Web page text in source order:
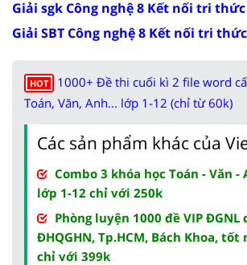
Giải sgk Công nghệ 8 Kết nối tri thức
Giải SBT Công nghệ 8 Kết nối tri thức
HOT
1000+ Đề thi cuối kì 2 file word
Toán, Văn, Anh... lớp 1-12 (chỉ từ 60k)
Các sản phẩm khác của
Combo 3 khóa học Toán - Văn -
lớp 1-12 chỉ với 250k
Phòng luyện 1000 đề VIP
ĐHQGHN, Tp.HCM, Bách Khoa, tốt
chỉ với 399k